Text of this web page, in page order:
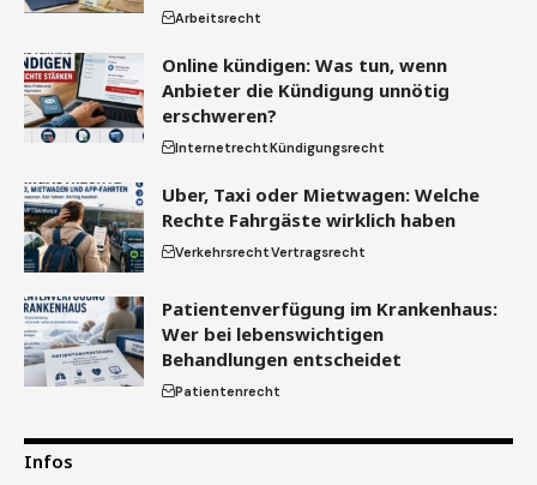
Arbeitsrecht
Online kündigen: Was tun, wenn
Anbieter die Kündigung unnötig
erschweren?
InternetrechtKündigungsrecht
Uber, Taxi oder Mietwagen: Welche
Rechte Fahrgäste wirklich haben
VerkehrsrechtVertragsrecht
Patientenverfügung im Krankenhaus:
Wer bei lebenswichtigen
Behandlungen entscheidet
Patientenrecht
Infos